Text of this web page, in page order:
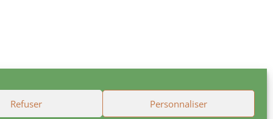
Refuser Personnaliser